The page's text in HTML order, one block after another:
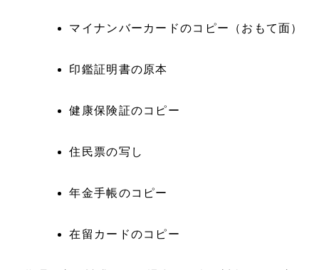
マイナンバーカードのコピー（おもて面）
印鑑証明書の原本
健康保険証のコピー
住民票の写し
年金手帳のコピー
在留カードのコピー